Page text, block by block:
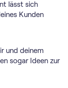
lässt sich
Kunden
und deinem
sogar Ideen zur